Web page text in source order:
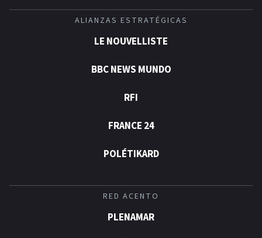
ALIANZAS ESTRATÉGICAS
LE NOUVELLISTE
BBC NEWS MUNDO
RFI
FRANCE 24
POLÉTIKARD
RED ACENTO
PLENAMAR